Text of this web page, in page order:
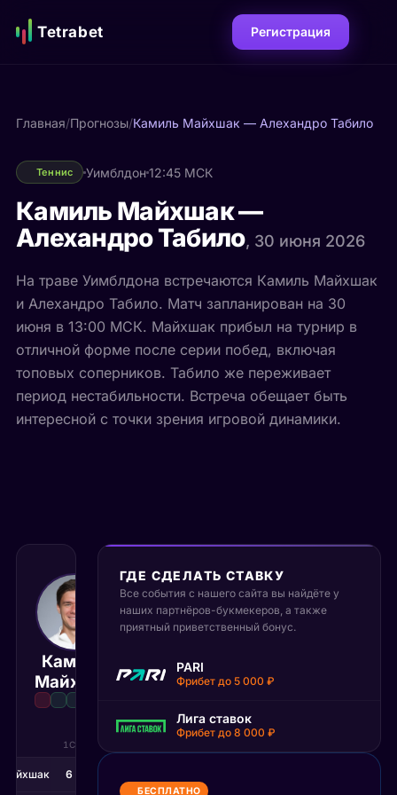
Tetrabet Регистрация
Главная/Прогнозы/Камиль Майхшак — Алехандро Табило
Теннис Уимблдон 12:45 МСК
Камиль Майхшак —
Алехандро Табило, 30 июня 2026
На траве Уимблдона встречаются Камиль Майхшак
и Алехандро Табило. Матч запланирован на 30
июня в 13:00 МСК. Майхшак прибыл на турнир в
отличной форме после серии побед, включая
топовых соперников. Табило же переживает
период нестабильности. Встреча обещает быть
интересной с точки зрения игровой динамики.
Камиль
Майхшак
30 июня 2026
12:45 МСК
3:0
Матч завершён
1С
6
ГДЕ СДЕЛАТЬ СТАВКУ
Все события с нашего сайта вы найдёте у
наших партнёров-букмекеров, а также
приятный приветственный бонус.
PARI
Фрибет до 5 000 ₽
Лига ставок
Фрибет до 8 000 ₽
БЕСПЛАТНО